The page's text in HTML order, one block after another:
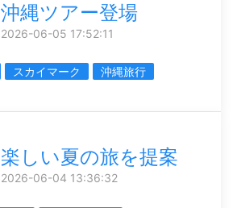
沖縄ツアー登場
2026-06-05 17:52:11
スカイマーク
沖縄旅行
楽しい夏の旅を提案
2026-06-04 13:36:32